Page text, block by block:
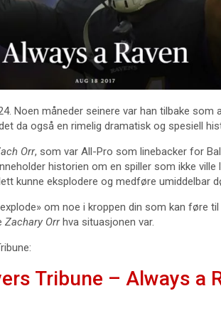
Noen måneder seinere var han tilbake som
da også en rimelig dramatisk og spesiell
Orr, som var All-Pro som linebacker for
historien om en spiller som ikke
kunne eksplodere og medføre umiddelbar
om noe i kroppen din som kan føre
Zachary Orrhva situasjonen var.
Tribune – Always a